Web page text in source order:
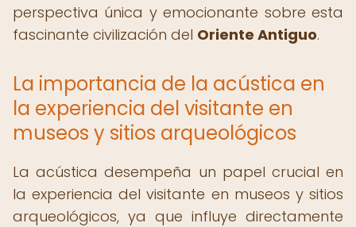
perspectiva única y emocionante sobre esta
fascinante civilización del Oriente Antiguo.
La importancia de la acústica en
la experiencia del visitante en
museos y sitios arqueológicos
La acústica desempeña un papel crucial en
la experiencia del visitante en museos y sitios
arqueológicos, ya que influye directamente